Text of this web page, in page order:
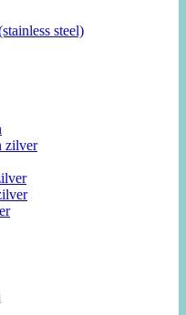
steel)
zilver